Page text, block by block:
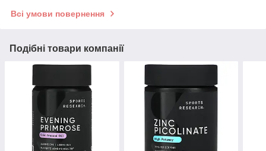
Всі умови повернення
Подібні товари компанії